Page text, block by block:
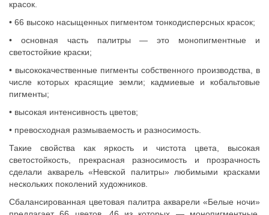
красок.
• 66 высоко насыщенных пигментом тонкодисперсных красок;
• основная часть палитры — это монопигментные и
светостойкие краски;
• высококачественные пигменты собственного производства, в
числе которых красящие земли; кадмиевые и кобальтовые
пигменты;
• высокая интенсивность цветов;
• превосходная размываемость и разносимость.
Такие свойства как яркость и чистота цвета, высокая
светостойкость, прекрасная разносимость и прозрачность
сделали акварель «Невской палитры» любимыми красками
нескольких поколений художников.
Сбалансированная цветовая палитра акварели «Белые ночи»